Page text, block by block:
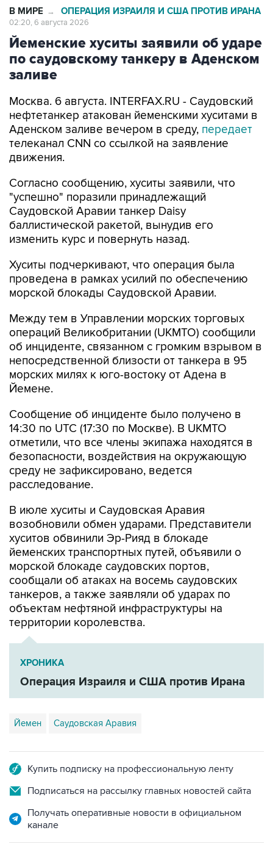
В МИРЕ → ОПЕРАЦИЯ ИЗРАИЛЯ И США ПРОТИВ ИРАНА
02:20, 6 августа 2026
Йеменские хуситы заявили об ударе
по саудовскому танкеру в Аденском
заливе
Москва. 6 августа. INTERFAX.RU - Саудовский
нефтетанкер атакован йеменскими хуситами в
Аденском заливе вечером в среду, передает
телеканал CNN со ссылкой на заявление
движения.
Согласно сообщению, хуситы заявили, что
"успешно" поразили принадлежащий
Саудовской Аравии танкер Daisy
баллистической ракетой, вынудив его
изменить курс и повернуть назад.
Хуситы подчеркивают, что операция была
проведена в рамках усилий по обеспечению
морской блокады Саудовской Аравии.
Между тем в Управлении морских торговых
операций Великобритании (UKMTO) сообщили
об инциденте, связанном с громким взрывом в
непосредственной близости от танкера в 95
морских милях к юго-востоку от Адена в
Йемене.
Сообщение об инциденте было получено в
14:30 по UTC (17:30 по Москве). В UKMTO
отметили, что все члены экипажа находятся в
безопасности, воздействия на окружающую
среду не зафиксировано, ведется
расследование.
В июле хуситы и Саудовская Аравия
возобновили обмен ударами. Представители
хуситов обвинили Эр-Рияд в блокаде
йеменских транспортных путей, объявили о
морской блокаде саудовских портов,
сообщали об атаках на восемь саудовских
танкеров, а также заявляли об ударах по
объектам нефтяной инфраструктуры на
территории королевства.
ХРОНИКА
Операция Израиля и США против Ирана
Йемен Саудовская Аравия
Купить подписку на профессиональную ленту
Подписаться на рассылку главных новостей сайта
Получать оперативные новости в официальном
канале